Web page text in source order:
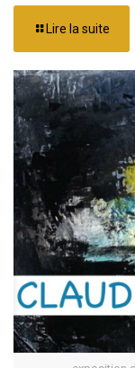
Lire la suite